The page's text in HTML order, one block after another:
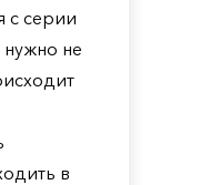
с серии
нужно не
в